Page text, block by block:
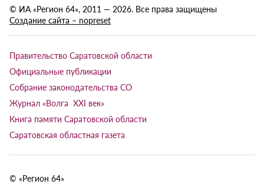
© ИА «Регион 64», 2011 — 2026. Все права защищены
Создание сайта – nopreset
Правительство Саратовской области
Официальные публикации
Собрание законодательства СО
Журнал «Волга XXI век»
Книга памяти Саратовской области
Саратовская областная газета
© «Регион 64»